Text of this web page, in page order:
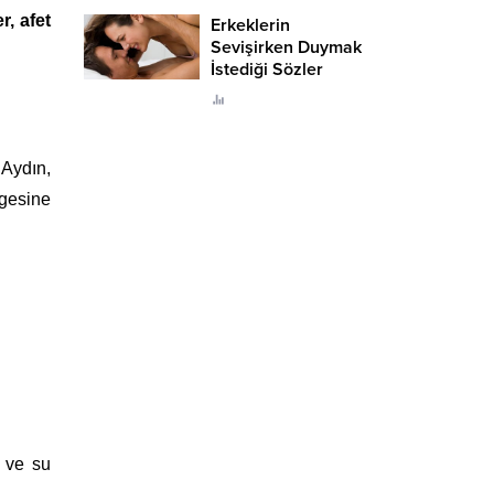
afet
ve su
Erkeklerin
Sevişirken Duymak
İstediği Sözler
Neler?